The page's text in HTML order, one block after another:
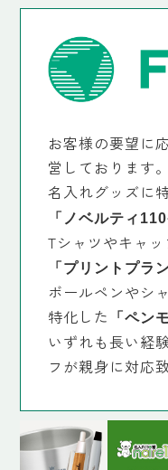
お客様の要望に
営しております。
名入れグッズに
「ノベルティ110
Tシャツやキャ
「プリントプラン
ボールペンやシ
特化した
「ペン
いずれも長い経
フが親身に対応